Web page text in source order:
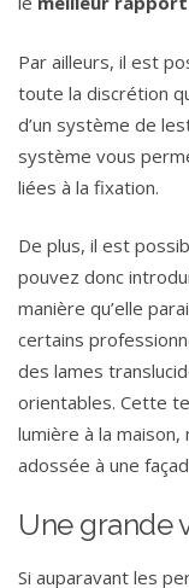
Par ailleurs, il est
toute la discrétion
d’un système de
système vous
liées à la fixation.
De plus, il est
pouvez donc
manière qu’elle
certains
des lames
orientables. Cette
lumière à la
adossée à une
Une grande
Si auparavant les